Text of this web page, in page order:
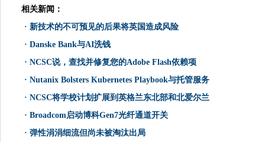
相关新闻：
· 新技术的不可预见的后果将英国造成风险
· Danske Bank与AI洗钱
· NCSC说，查找并修复您的Adobe Flash依赖项
· Nutanix Bolsters Kubernetes Playbook与托管服务
· NCSC将学校计划扩展到英格兰东北部和北爱尔兰
· Broadcom启动博科Gen7光纤通道开关
· 弹性涓涓细流但尚未被淘汰出局